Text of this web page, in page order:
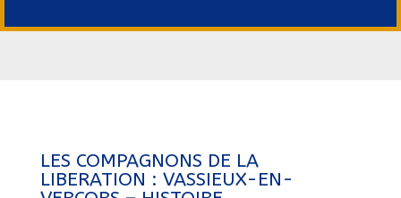
LES COMPAGNONS DE LA
LIBERATION : VASSIEUX-EN-